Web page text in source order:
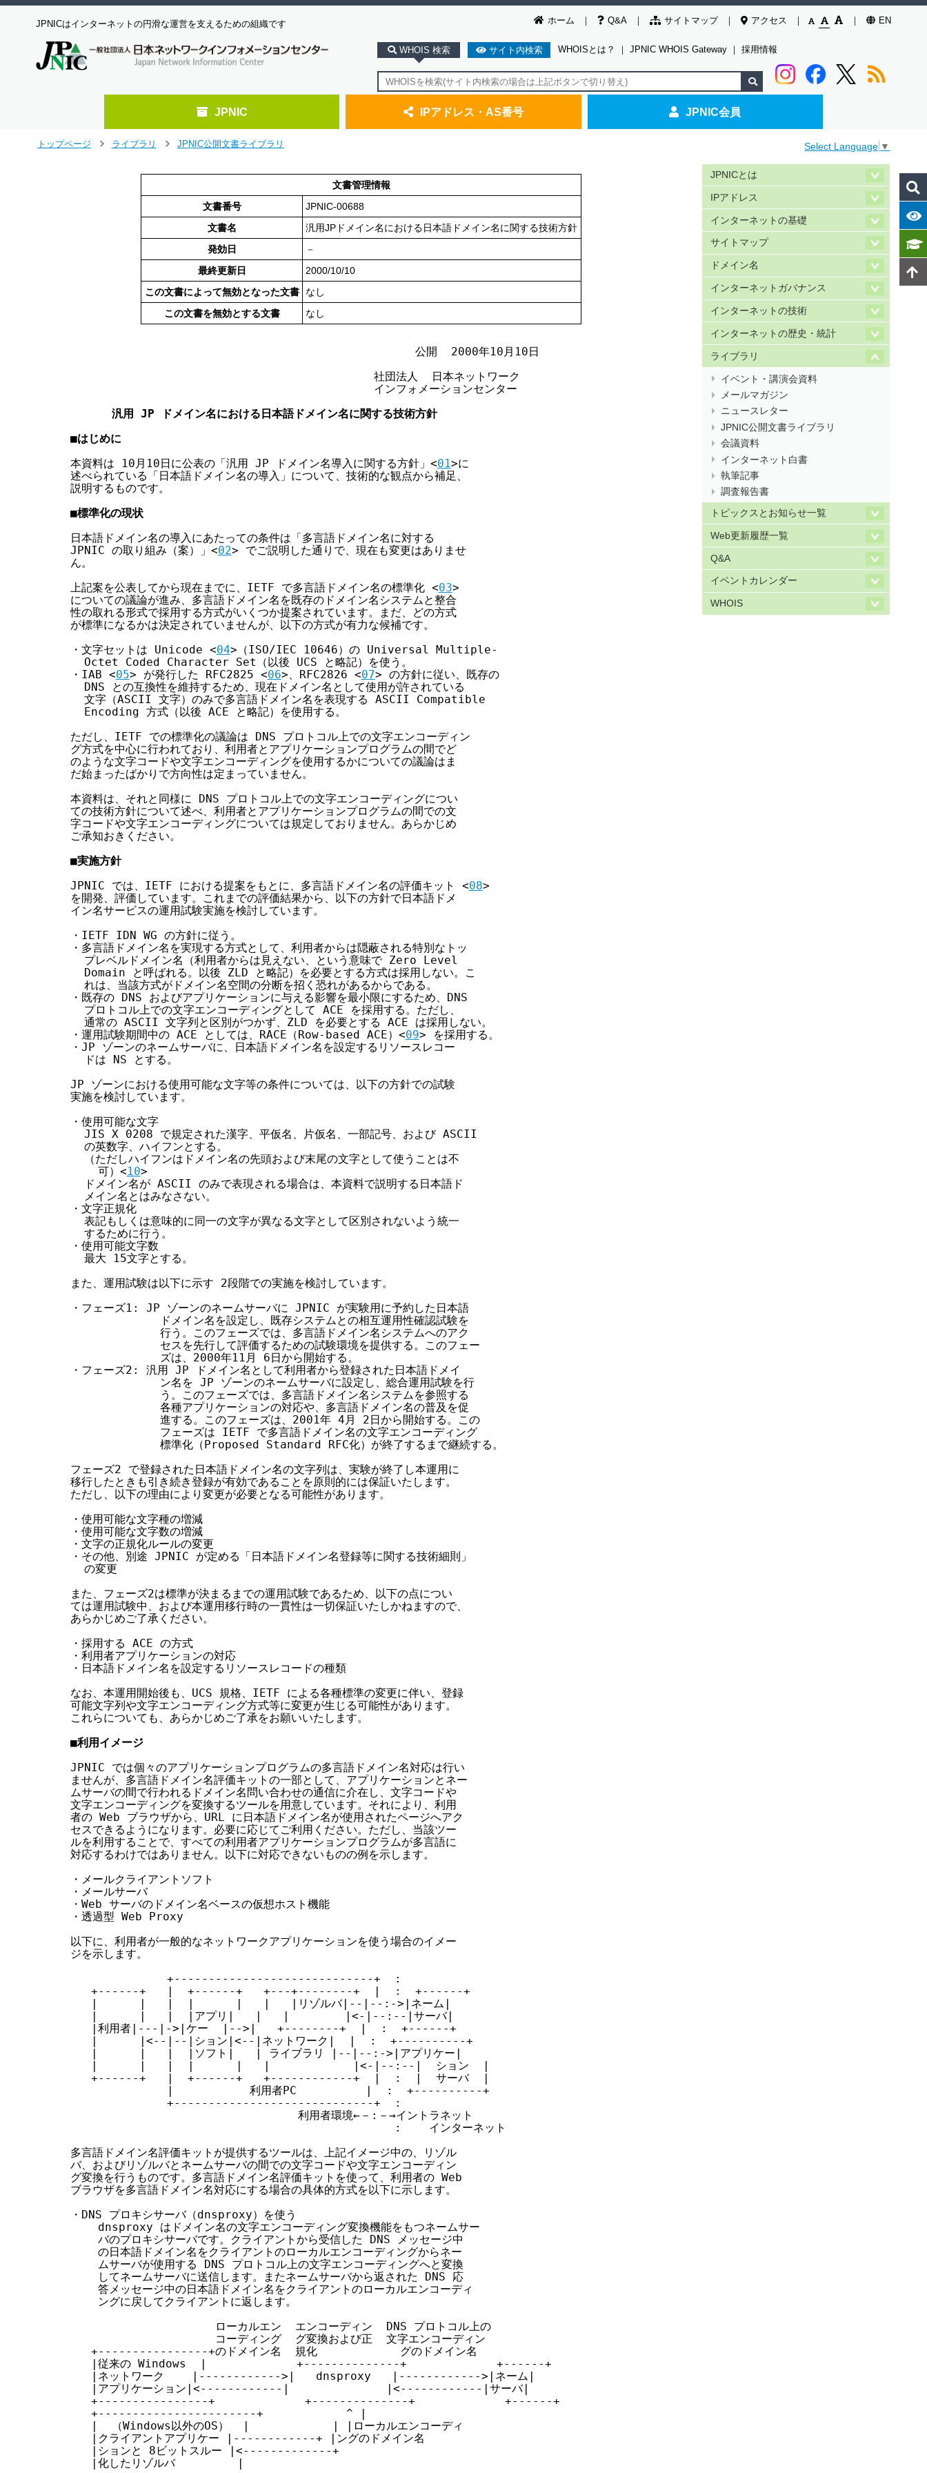
ホーム Q&A サイトマップ アクセス EN
JPNICはインターネットの円滑な運営を支えるための組織です
WHOIS 検索 サイト内検索 WHOISとは？ ｜ JPNIC WHOIS Gateway ｜ 採用情報
JPNIC IPアドレス・AS番号 JPNIC会員
トップページ
ライブラリ
JPNIC公開文書ライブラリ Select Language ▼
文書管理情報
文書番号
JPNIC-00688
文書名
汎用JPドメイン名における日本語ドメイン名に関する技術方針
発効日
－
最終更新日
2000/10/10
この文書によって無効となった文書
なし
この文書を無効とする文書
なし
                                                  公開  2000年10月10日
                                            社団法人  日本ネットワーク
                                            インフォメーションセンター
汎用 JP ドメイン名における日本語ドメイン名に関する技術方針
■はじめに
本資料は 10月10日に公表の「汎用 JP ドメイン名導入に関する方針」<01>に
述べられている「日本語ドメイン名の導入」について、技術的な観点から補足、
説明するものです。
■標準化の現状
日本語ドメイン名の導入にあたっての条件は「多言語ドメイン名に対する
JPNIC の取り組み（案）」<02> でご説明した通りで、現在も変更はありませ
ん。
上記案を公表してから現在までに、IETF で多言語ドメイン名の標準化 <03>
についての議論が進み、多言語ドメイン名を既存のドメイン名システムと整合
性の取れる形式で採用する方式がいくつか提案されています。まだ、どの方式
が標準になるかは決定されていませんが、以下の方式が有力な候補です。
・文字セットは Unicode <04>（ISO/IEC 10646）の Universal Multiple-
  Octet Coded Character Set（以後 UCS と略記）を使う。
・IAB <05> が発行した RFC2825 <06>、RFC2826 <07> の方針に従い、既存の
  DNS との互換性を維持するため、現在ドメイン名として使用が許されている
  文字（ASCII 文字）のみで多言語ドメイン名を表現する ASCII Compatible
  Encoding 方式（以後 ACE と略記）を使用する。
ただし、IETF での標準化の議論は DNS プロトコル上での文字エンコーディン
グ方式を中心に行われており、利用者とアプリケーションプログラムの間でど
のような文字コードや文字エンコーディングを使用するかについての議論はま
だ始まったばかりで方向性は定まっていません。
本資料は、それと同様に DNS プロトコル上での文字エンコーディングについ
ての技術方針について述べ、利用者とアプリケーションプログラムの間での文
字コードや文字エンコーディングについては規定しておりません。あらかじめ
ご承知おきください。
■実施方針
JPNIC では、IETF における提案をもとに、多言語ドメイン名の評価キット <08>
を開発、評価しています。これまでの評価結果から、以下の方針で日本語ドメ
イン名サービスの運用試験実施を検討しています。
・IETF IDN WG の方針に従う。
・多言語ドメイン名を実現する方式として、利用者からは隠蔽される特別なトッ
  プレベルドメイン名（利用者からは見えない、という意味で Zero Level
  Domain と呼ばれる。以後 ZLD と略記）を必要とする方式は採用しない。こ
  れは、当該方式がドメイン名空間の分断を招く恐れがあるからである。
・既存の DNS およびアプリケーションに与える影響を最小限にするため、DNS
  プロトコル上での文字エンコーディングとして ACE を採用する。ただし、
  通常の ASCII 文字列と区別がつかず、ZLD を必要とする ACE は採用しない。
・運用試験期間中の ACE としては、RACE（Row-based ACE）<09> を採用する。
・JP ゾーンのネームサーバに、日本語ドメイン名を設定するリソースレコー
  ドは NS とする。
JP ゾーンにおける使用可能な文字等の条件については、以下の方針での試験
実施を検討しています。
・使用可能な文字
  JIS X 0208 で規定された漢字、平仮名、片仮名、一部記号、および ASCII
  の英数字、ハイフンとする。
  （ただしハイフンはドメイン名の先頭および末尾の文字として使うことは不
    可）<
10>
  ドメイン名が ASCII のみで表現される場合は、本資料で説明する日本語ド
  メイン名とはみなさない。
・文字正規化
  表記もしくは意味的に同一の文字が異なる文字として区別されないよう統一
  するために行う。
・使用可能文字数
  最大 15文字とする。
また、運用試験は以下に示す 2段階での実施を検討しています。
・フェーズ1: JP ゾーンのネームサーバに JPNIC が実験用に予約した日本語
             ドメイン名を設定し、既存システムとの相互運用性確認試験を
             行う。このフェーズでは、多言語ドメイン名システムへのアク
             セスを先行して評価するための試験環境を提供する。このフェー
             ズは、2000年11月 6日から開始する。
・フェーズ2: 汎用 JP ドメイン名として利用者から登録された日本語ドメイ
             ン名を JP ゾーンのネームサーバに設定し、総合運用試験を行
             う。このフェーズでは、多言語ドメイン名システムを参照する
             各種アプリケーションの対応や、多言語ドメイン名の普及を促
             進する。このフェーズは、2001年 4月 2日から開始する。この
             フェーズは IETF で多言語ドメイン名の文字エンコーディング
             標準化（Proposed Standard RFC化）が終了するまで継続する。
フェーズ2 で登録された日本語ドメイン名の文字列は、実験が終了し本運用に
移行したときも引き続き登録が有効であることを原則的には保証いたします。
ただし、以下の理由により変更が必要となる可能性があります。
・使用可能な文字種の増減
・使用可能な文字数の増減
・文字の正規化ルールの変更
・その他、別途 JPNIC が定める「日本語ドメイン名登録等に関する技術細則」
  の変更
また、フェーズ2は標準が決まるまでの運用試験であるため、以下の点につい
ては運用試験中、および本運用移行時の一貫性は一切保証いたしかねますので、
あらかじめご了承ください。
・採用する ACE の方式
・利用者アプリケーションの対応
・日本語ドメイン名を設定するリソースレコードの種類
なお、本運用開始後も、UCS 規格、IETF による各種標準の変更に伴い、登録
可能文字列や文字エンコーディング方式等に変更が生じる可能性があります。
これらについても、あらかじめご了承をお願いいたします。
■利用イメージ
JPNIC では個々のアプリケーションプログラムの多言語ドメイン名対応は行い
ませんが、多言語ドメイン名評価キットの一部として、アプリケーションとネー
ムサーバの間で行われるドメイン名問い合わせの通信に介在し、文字コードや
文字エンコーディングを変換するツールを用意しています。それにより、利用
者の Web ブラウザから、URL に日本語ドメイン名が使用されたページへアク
セスできるようになります。必要に応じてご利用ください。ただし、当該ツー
ルを利用することで、すべての利用者アプリケーションプログラムが多言語に
対応するわけではありません。以下に対応できないものの例を示します。
・メールクライアントソフト
・メールサーバ
・Web サーバのドメイン名ベースの仮想ホスト機能
・透過型 Web Proxy
以下に、利用者が一般的なネットワークアプリケーションを使う場合のイメー
ジを示します。
              +-----------------------------+  :
   +------+   |  +------+   +---+--------+  |  :  +------+
   |      |   |  |      |   |   |リゾルバ|--|--:->|ネーム|
   |      |   |  |アプリ|   |   |        |<-|--:--|サーバ|
   |利用者|---|->|ケー  |-->|   +--------+  |  :  +------+
   |      |<--|--|ション|<--|ネットワーク|  |  :  +----------+
   |      |   |  |ソフト|   | ライブラリ |--|--:->|アプリケー|
   |      |   |  |      |   |            |<-|--:--|  ション  |
   +------+   |  +------+   +------------+  |  :  |  サーバ  |
              |           利用者PC          |  :  +----------+
              +-----------------------------+  :
                                 利用者環境←－:－→イントラネット
                                               :    インターネット
多言語ドメイン名評価キットが提供するツールは、上記イメージ中の、リゾル
バ、およびリゾルバとネームサーバの間での文字コードや文字エンコーディン
グ変換を行うものです。多言語ドメイン名評価キットを使って、利用者の Web
ブラウザを多言語ドメイン名対応にする場合の具体的方式を以下に示します。
・DNS プロキシサーバ（dnsproxy）を使う
    dnsproxy はドメイン名の文字エンコーディング変換機能をもつネームサー
    バのプロキシサーバです。クライアントから受信した DNS メッセージ中
    の日本語ドメイン名をクライアントのローカルエンコーディングからネー
    ムサーバが使用する DNS プロトコル上の文字エンコーディングへと変換
    してネームサーバに送信します。またネームサーバから返された DNS 応
    答メッセージ中の日本語ドメイン名をクライアントのローカルエンコーディ
    ングに戻してクライアントに返します。
                     ローカルエン  エンコーディン  DNS プロトコル上の
                     コーディング  グ変換および正  文字エンコーディン
   +----------------+のドメイン名  規化            グのドメイン名
   |従来の Windows  |             +--------------+             +------+
   |ネットワーク    |------------>|   dnsproxy   |------------>|ネーム|
   |アプリケーション|<------------|              |<------------|サーバ|
   +----------------+             +--------------+             +------+
   +-----------------------+            ^ |
   |  （Windows以外のOS）  |            | |ローカルエンコーディ
   |クライアントアプリケー |------------+ |ングのドメイン名
   |ションと 8ビットスルー |<-------------+
   |化したリゾルバ         |
JPNICとは
IPアドレス
インターネットの基礎
サイトマップ
ドメイン名
インターネットガバナンス
インターネットの技術
インターネットの歴史・統計
ライブラリ
イベント・講演会資料
メールマガジン
ニュースレター
JPNIC公開文書ライブラリ
会議資料
インターネット白書
執筆記事
調査報告書
トピックスとお知らせ一覧
Web更新履歴一覧
Q&A
イベントカレンダー
WHOIS